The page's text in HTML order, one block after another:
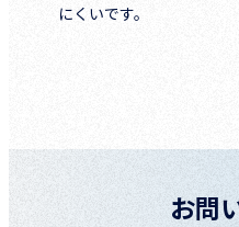
にくいです。
お問